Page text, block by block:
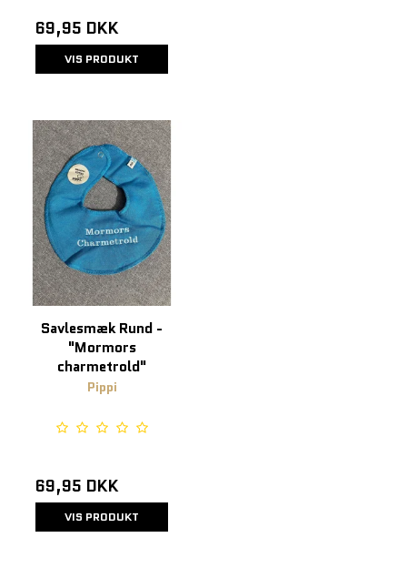
69,95 DKK
VIS PRODUKT
Savlesmæk Rund -
"Mormors
charmetrold"
Pippi
69,95 DKK
VIS PRODUKT